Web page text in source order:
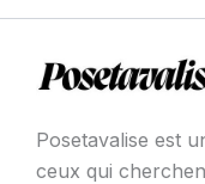
Posetavalise est
ceux qui